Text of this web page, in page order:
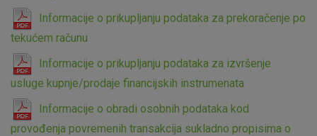
Informacije o prikupljanju podataka za prekoračenje po
tekućem računu
Informacije o prikupljanju podataka za izvršenje
usluge kupnje/prodaje financijskih instrumenata
Informacije o obradi osobnih podataka kod
provođenja povremenih transakcija sukladno propisima o
Marketinški kolačići
Prihvaćam upotrebu navedenih kolačića